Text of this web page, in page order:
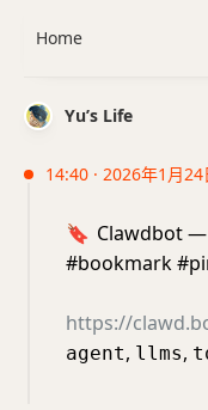
Yu’s Life
14:40 · 2026年1月24
🔖 Clawdbot —
#bookmark
https://
agent, llms,
Home